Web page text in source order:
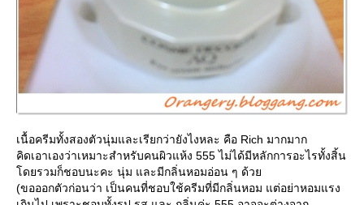
เนื้อครีมทั้งสองตัวนุ่มและเรียกว่ายังไงหละ คือ Rich มากมาก
คิดเอาเองว่าเหมาะสำหรับคนผิวแห้ง 555 ไม่ได้มีหลักการอะไรทั้งสิ้น
ดยรวมก็ชอบนะคะ นุ่ม และมีกลิ่นหอมอ่อน ๆ ด้ว
(ขอออกตัวก่อนว่า เป็นคนที่ชอบใช้ครีมที่มีกลิ่นหอม แต่อย่าหอมแรง